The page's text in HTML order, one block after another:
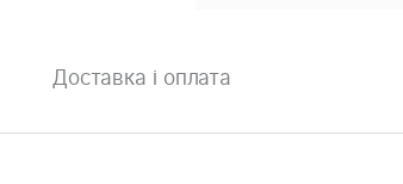
Доставка і оплата